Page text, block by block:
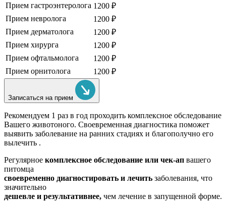
Прием гастроэнтеролога 1200 ₽
Прием невролога
1200 ₽
Прием дерматолога
1200 ₽
Прием хирурга
1200 ₽
Прием офтальмолога
1200 ₽
Прием орнитолога
1200 ₽
Записаться на прием
Рекомендуем 1 раз в год проходить комплексное обследование
Вашего животоного. Своевременная диагностика поможет
выявить заболевание на ранних стадиях и благополучно его
вылечить .
Регулярное комплексное обследование или чек-ап вашего
питомца
своевременно диагностировать и лечить заболевания, что
значительно
дешевле и результативнее, чем лечение в запущенной форме.